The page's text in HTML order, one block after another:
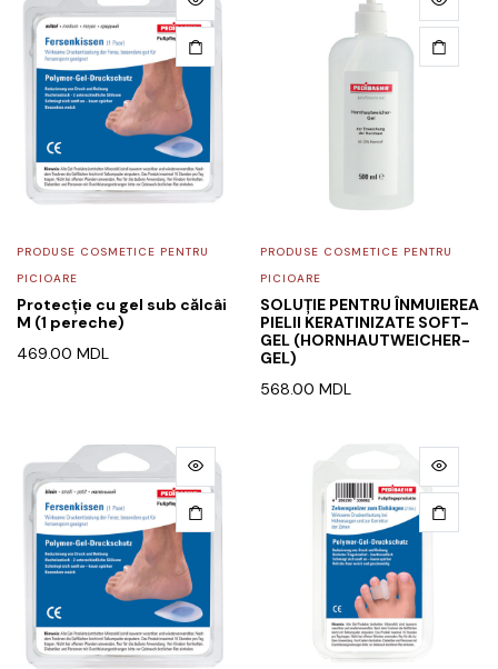
PRODUSE COSMETICE PENTRU
PICIOARE
Protecție cu gel sub călcâi
M (1 pereche)
469.00 MDL
PRODUSE COSMETICE PENTRU
PICIOARE
SOLUȚIE PENTRU ÎNMUIEREA
PIELII KERATINIZATE SOFT-
GEL (HORNHAUTWEICHER-
GEL)
568.00 MDL